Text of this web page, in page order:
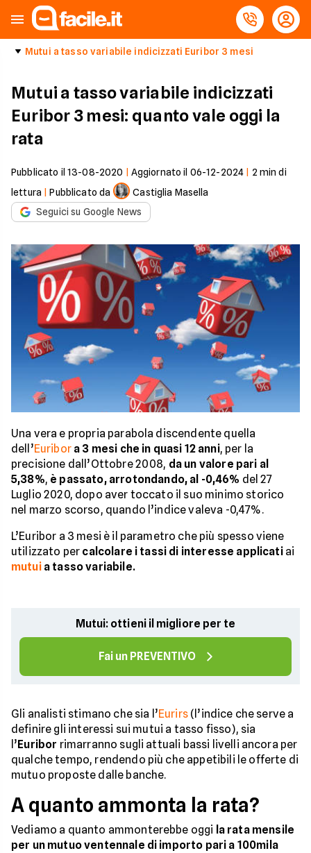
Mutui a tasso variabile indicizzati Euribor 3 mesi
Mutui a tasso variabile indicizzati
Euribor 3 mesi: quanto vale oggi la
rata
Pubblicato il 13-08-2020 Aggiornato il 06-12-2024 2 min di
lettura |Pubblicato da
Castiglia Masella
Seguici su Google News
Una vera e propria parabola discendente quella
dell’Euribor a 3 mesi che in quasi 12 anni, per la
precisione dall’Ottobre 2008, da un valore pari al
5,38%, è passato, arrotondando, al -0,46% del 27
Luglio 2020, dopo aver toccato il suo minimo storico
nel marzo scorso, quando l’indice valeva -0,47%.
L’Euribor a 3 mesi è il parametro che più spesso viene
utilizzato per calcolare i tassi di interesse applicatiai
mutuia tasso variabile.
Mutui: ottieni il migliore per te
Fai un PREVENTIVO
Gli analisti stimano che sia l’Eurirs(l’indice che serve a
definire gli interessi sui mutui a tasso fisso), sia
l’ Euribor rimarranno sugli attuali bassi livelli ancora per
qualche tempo, rendendo più che appetibili le offerte di
mutuo proposte dalle banche.
A quanto ammonta la rata?
Vediamo a quanto ammonterebbe oggi la rata mensile
per un mutuo ventennale di importo pari a 100mila